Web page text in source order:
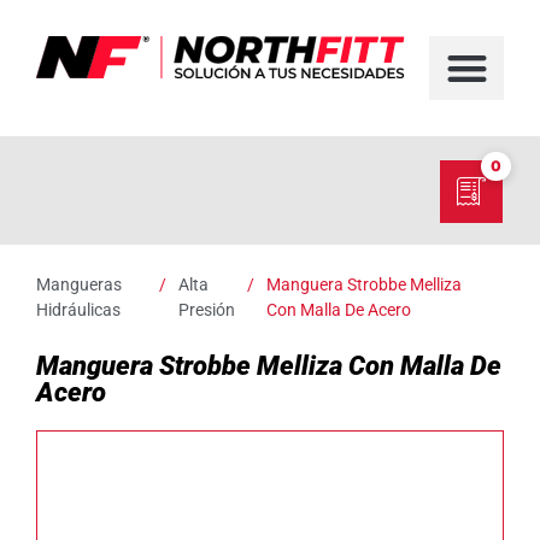
0
Mangueras
Hidráulicas
/
Alta
Presión
/
Manguera Strobbe Melliza
Con Malla De Acero
Manguera Strobbe Melliza Con Malla De
Acero